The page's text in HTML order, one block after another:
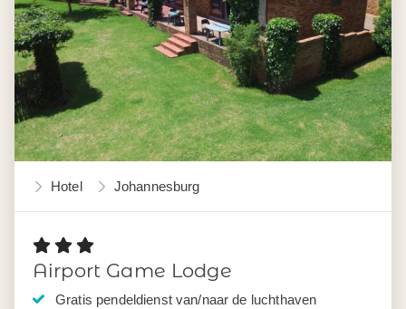
Hotel Johannesburg
Airport Game Lodge
Gratis pendeldienst van/naar de luchthaven